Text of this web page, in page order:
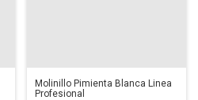
Molinillo Pimienta Blanca Linea
Profesional